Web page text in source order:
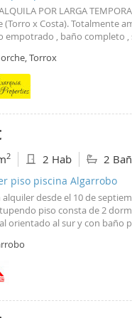
para alquilar:
solvencia económica.
en listados de morosidad.
fianza.
mes se paga por adelantado.
honorarios de
honorarios 280 euros.
al consumidor:
anunciadas están
sin previo aviso, a petición
momento, de acuerdo con
son correctos, salvo
POR LARGA
(Torro x Costa). Totalmente
empotrado , baño completo ,
Recinto tranquilo y a
superior a un meses, por
Torrox
2 2 Hab 2
piso piscina Algarrobo
alquiler desde el 10 de
piso consta de 2
orientado al sur y con baño
equipada, salón
cerrado, cuenta con
pasar las temporadas de
para contratos de